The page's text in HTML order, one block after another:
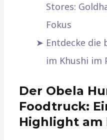
Stores:
Fokus
Entdecke die
im Khushi im
Der Obela
Foodtruck:
Highlight